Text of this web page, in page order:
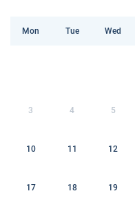
Mon Tue Wed
3 4 5
10 11 12
17 18 19